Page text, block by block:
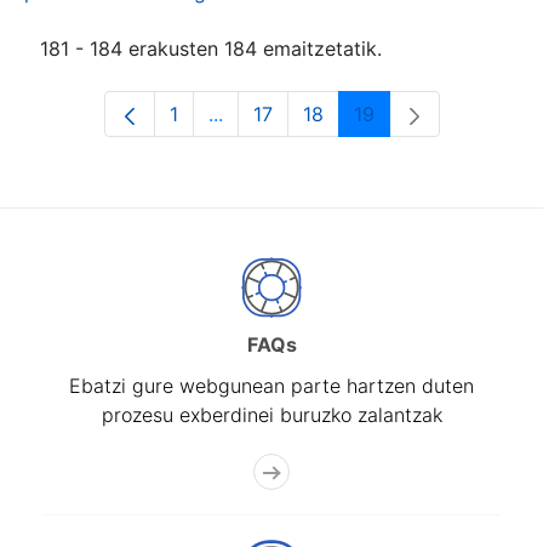
181 - 184 erakusten 184 emaitzetatik.
Orrialdea
1 ...Intermediate Pages Use TAB to
Orrialdea
17 Orrialdea
18 Orrialdea
19
FAQs
Ebatzi gure webgunean parte hartzen duten
prozesu exberdinei buruzko zalantzak